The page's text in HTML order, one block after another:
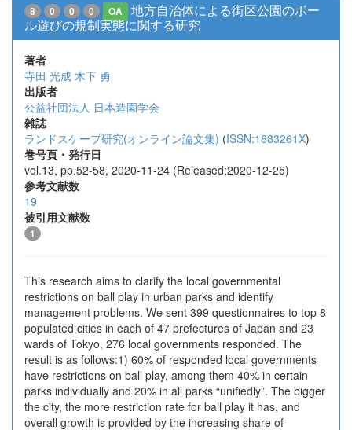
8 0 0 0 OA
地方自治体による街区公園のボー
ル遊びの規制実態に関する研究
著者
寺田 光成 木下 勇
出版者
公益社団法人 日本造園学会
雑誌
ランドスケープ研究(オンライン論文集) (ISSN:1883261X)
巻号頁・発行日
vol.13, pp.52-58, 2020-11-24 (Released:2020-12-25)
参考文献数
19
被引用文献数
1
This research aims to clarify the local governmental
restrictions on ball play in urban parks and identify
management problems. We sent 399 questionnaires to top 8
populated cities in each of 47 prefectures of Japan and 23
wards of Tokyo, 276 local governments responded. The
result is as follows:1) 60% of responded local governments
have restrictions on ball play, among them 40% in certain
parks individually and 20% in all parks “unifiedly”. The bigger
the city, the more restriction rate for ball play it has, and
overall growth is provided by the increasing share of